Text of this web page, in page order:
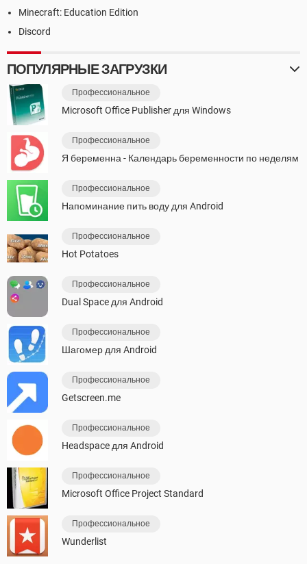
Minecraft: Education Edition
Discord
ПОПУЛЯРНЫЕ ЗАГРУЗКИ
Профессиональное
Microsoft Office Publisher для Windows
Профессиональное
Я беременна - Календарь беременности по неделям
Профессиональное
Напоминание пить воду для Android
Профессиональное
Hot Potatoes
Профессиональное
Dual Space для Android
Профессиональное
Шагомер для Android
Профессиональное
Getscreen.me
Профессиональное
Headspace для Android
Профессиональное
Microsoft Office Project Standard
Профессиональное
Wunderlist